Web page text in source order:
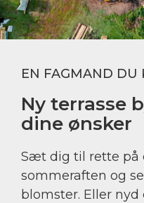
EN FAGMAND DU
Ny terrasse
dine ønsker
​Sæt dig til rette på
sommeraften og
blomster. Eller nyd